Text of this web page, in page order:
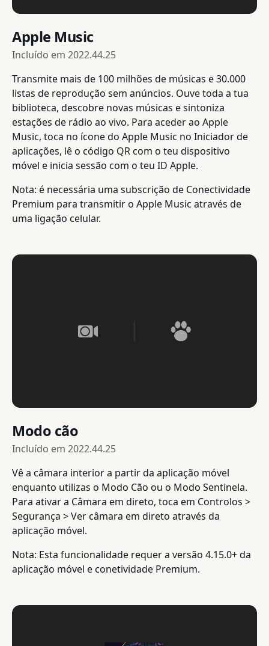
Apple Music
Incluído em 2022.44.25
Transmite mais de 100 milhões de músicas e 30.000
listas de reprodução sem anúncios. Ouve toda a tua
biblioteca, descobre novas músicas e sintoniza
estações de rádio ao vivo. Para aceder ao Apple
Music, toca no ícone do Apple Music no Iniciador de
aplicações, lê o código QR com o teu dispositivo
móvel e inicia sessão com o teu ID Apple.
Nota: é necessária uma subscrição de Conectividade
Premium para transmitir o Apple Music através de
uma ligação celular.
Modo cão
Incluído em 2022.44.25
Vê a câmara interior a partir da aplicação móvel
enquanto utilizas o Modo Cão ou o Modo Sentinela.
Para ativar a Câmara em direto, toca em Controlos >
Segurança > Ver câmara em direto através da
aplicação móvel.
Nota: Esta funcionalidade requer a versão 4.15.0+ da
aplicação móvel e conetividade Premium.